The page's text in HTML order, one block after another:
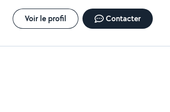
Voir le profil Contacter